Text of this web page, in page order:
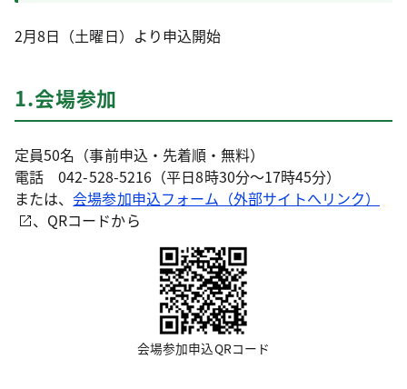
2月8日（土曜日）より申込開始
1.会場参加
定員50名（事前申込・先着順・無料）
電話042-528-5216 （平日8時30分～17時45分）
または、会場参加申込フォーム（外部サイトへリンク）
、QRコードから
会場参加申込QRコード